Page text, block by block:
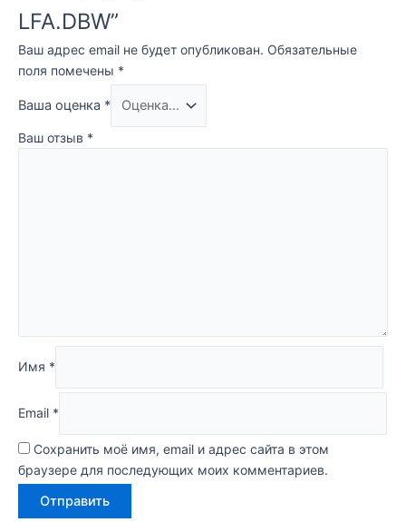
LFA.DBW”
Ваш адрес email не будет опубликован. Обязательные
поля помечены *
Ваша оценка *
Ваш отзыв *
Имя *
Email *
Сохранить моё имя, email и адрес сайта в этом
браузере для последующих моих комментариев.